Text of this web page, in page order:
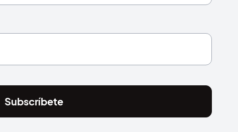
Subscríbete